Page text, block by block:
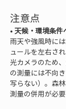
注意点
• 天候・環境条件
雨天や強風時に
ュールを左右さ
光カメラのため
の測量には不向
写らない）。森